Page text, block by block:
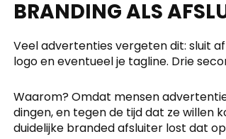
BRANDING ALS
Veel advertenties vergeten dit: sluit
logo en eventueel je tagline. Drie
Waarom? Omdat mensen
dingen, en tegen de tijd dat ze willen
duidelijke branded afsluiter lost dat